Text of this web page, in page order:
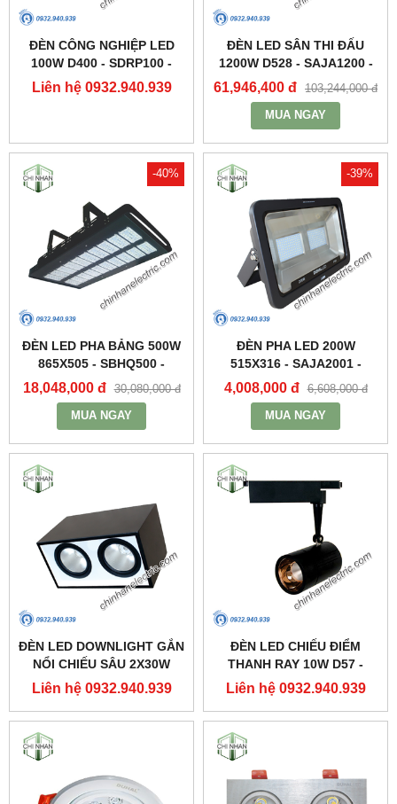
ĐÈN CÔNG NGHIỆP LED
100W D400 - SDRP100 -
DUHAL
Liên hệ 0932.940.939
ĐÈN LED SÂN THI ĐẤU
1200W D528 - SAJA1200 -
DUHAL
61,946,400 đ 103,244,000 đ
MUA NGAY
-40%
ĐÈN LED PHA BẢNG 500W
865X505 - SBHQ500 -
DUHAL
18,048,000 đ 30,080,000 đ
MUA NGAY
-39%
ĐÈN PHA LED 200W
515X316 - SAJA2001 -
DUHAL
4,008,000 đ 6,608,000 đ
MUA NGAY
ĐÈN LED DOWNLIGHT GẮN
NỔI CHIẾU SÂU 2X30W
310X160 - DFB2301 -
Liên hệ 0932.940.939
ĐÈN LED CHIẾU ĐIỂM
THANH RAY 10W D57 -
DIA1101 - DUHAL
Liên hệ 0932.940.939